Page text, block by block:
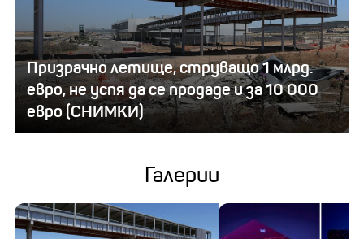
Призрачно летище, струващо 1 млрд.
евро, не успя да се продаде и за 10 000
евро (СНИМКИ)
Галерии